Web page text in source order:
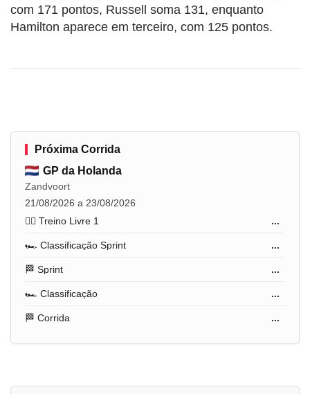
com 171 pontos, Russell soma 131, enquanto
Hamilton aparece em terceiro, com 125 pontos.
Próxima Corrida
GP da Holanda
Zandvoort
21/08/2026 a 23/08/2026
🏋️‍♂️ Treino Livre 1
...
🏎️ Classificação Sprint ...
🏁 Sprint ...
🏎️ Classificação ...
🏁 Corrida ...